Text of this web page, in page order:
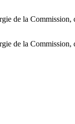
de la
de la